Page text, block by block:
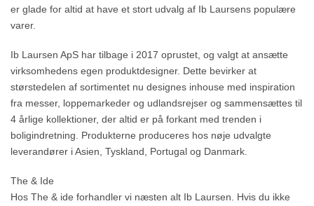
er glade for altid at have et stort udvalg af Ib Laursens populære
varer.
Ib Laursen ApS har tilbage i 2017 oprustet, og valgt at ansætte
virksomhedens egen produktdesigner. Dette bevirker at
størstedelen af sortimentet nu designes inhouse med inspiration
fra messer, loppemarkeder og udlandsrejser og sammensættes til
4 årlige kollektioner, der altid er på forkant med trenden i
boligindretning. Produkterne produceres hos nøje udvalgte
leverandører i Asien, Tyskland, Portugal og Danmark.
The & Ide
Hos The & ide forhandler vi næsten alt Ib Laursen. Hvis du ikke